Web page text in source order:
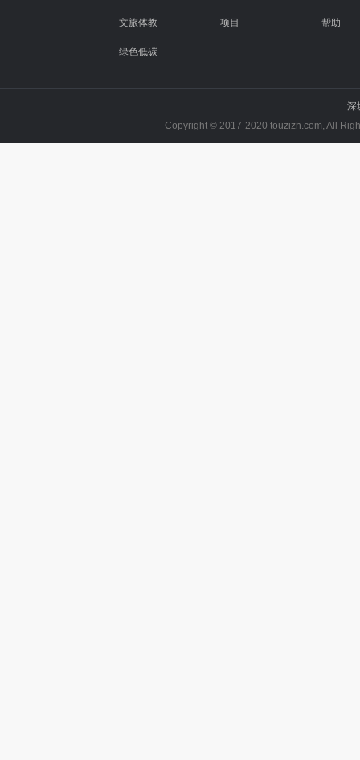
文旅体教
绿色低碳
项目 帮助
深
Copyright © 2017-2020 touzizn.com, All